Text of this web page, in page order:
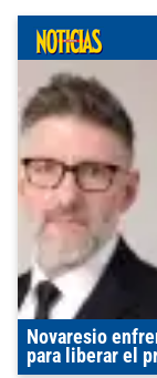
Novaresio
para liberar el